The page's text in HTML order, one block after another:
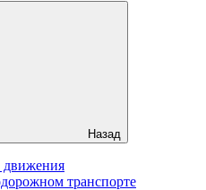
Назад
движения
транспорте